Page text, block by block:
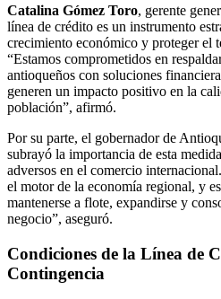
Catalina Gómez Toro, gerente
línea de crédito es un instrumento
crecimiento económico y proteger el
“Estamos comprometidos en
antioqueños con soluciones
generen un impacto positivo en la
población”, afirmó.
Por su parte, el gobernador de
subrayó la importancia de esta
adversos en el comercio
el motor de la economía regional, y
mantenerse a flote, expandirse y
negocio”, aseguró.
Condiciones de la Línea de
Contingencia